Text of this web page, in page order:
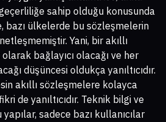
sahip olduğu konusunda
bazı ülkelerde bu sözleşmelerin
Yani, bir akıllı
bağlayıcı olacağı ve her
düşüncesi oldukça yanıltıcıdır.
akıllı sözleşmelere kolayca
de yanıltıcıdır. Teknik bilgi ve
sadece bazı kullanıcılar